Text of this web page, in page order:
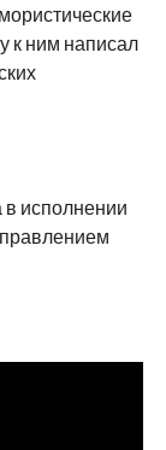
к ним написал
исполнении